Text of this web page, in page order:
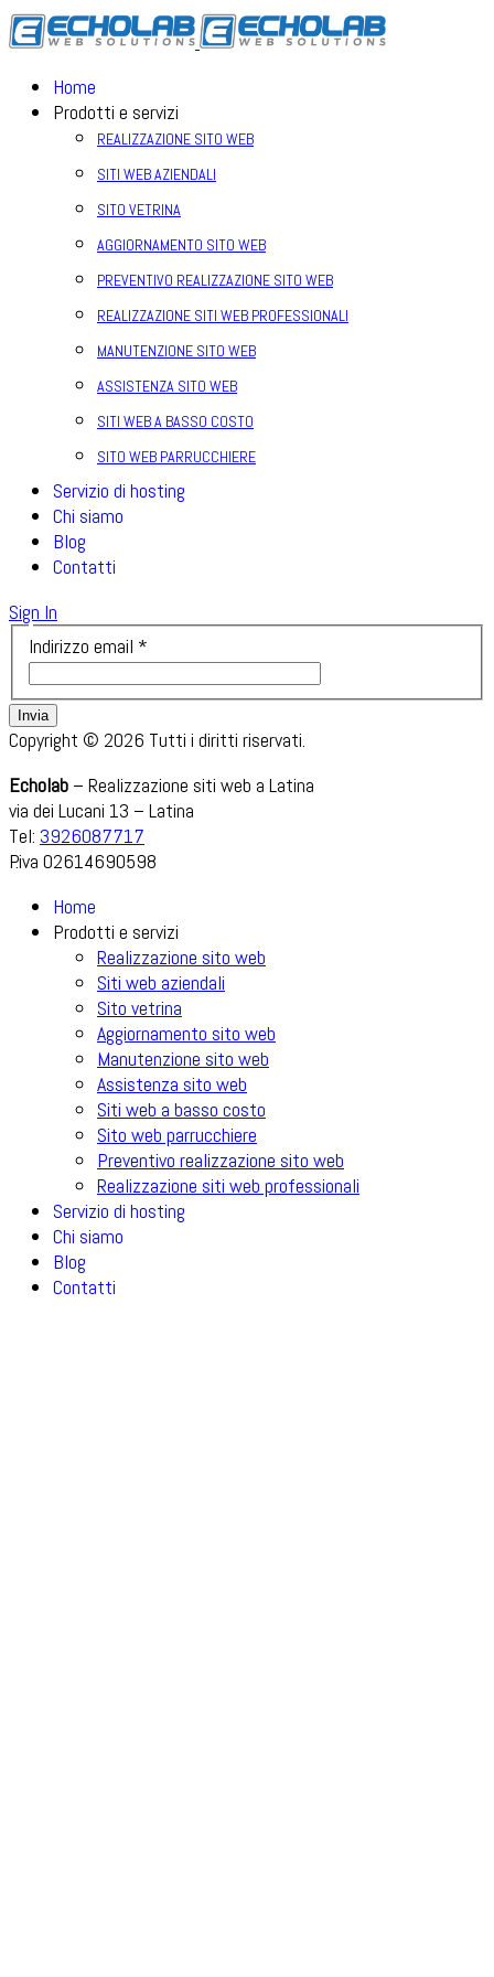
Home
Prodotti e servizi
REALIZZAZIONE SITO WEB
SITI WEB AZIENDALI
SITO VETRINA
AGGIORNAMENTO SITO WEB
PREVENTIVO REALIZZAZIONE SITO WEB
REALIZZAZIONE SITI WEB PROFESSIONALI
MANUTENZIONE SITO WEB
ASSISTENZA SITO WEB
SITI WEB A BASSO COSTO
SITO WEB PARRUCCHIERE
Servizio di hosting
Chi siamo
Blog
Contatti
Sign In
Indirizzo email *
Invia
Copyright © 2026 Tutti i diritti riservati.
Echolab – Realizzazione siti web a Latina
via dei Lucani 13 – Latina
Tel: 3926087717
P.iva 02614690598
Home
Prodotti e servizi
Realizzazione sito web
Siti web aziendali
Sito vetrina
Aggiornamento sito web
Manutenzione sito web
Assistenza sito web
Siti web a basso costo
Sito web parrucchiere
Preventivo realizzazione sito web
Realizzazione siti web professionali
Servizio di hosting
Chi siamo
Blog
Contatti